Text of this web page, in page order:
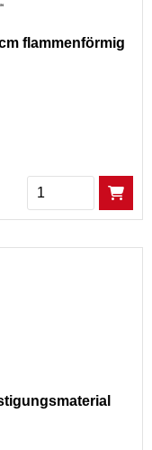
flammenförmig
Menge